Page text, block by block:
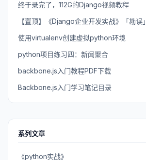
终于录完了，112G的Django视频教程
【置顶】《Django企业开发实战》「勘误」
使用virtualenv创建虚拟python环境
python项目练习四：新闻聚合
backbone.js入门教程PDF下载
Backbone.js入门学习笔记目录
系列文章
《python实战》